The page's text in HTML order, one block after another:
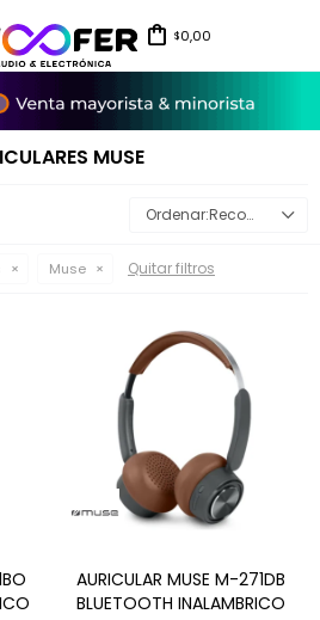
$0,00
MUSE
Recomendados
Muse Quitar filtros
AURICULAR MUSE M-271DB
BLUETOOTH INALAMBRICO